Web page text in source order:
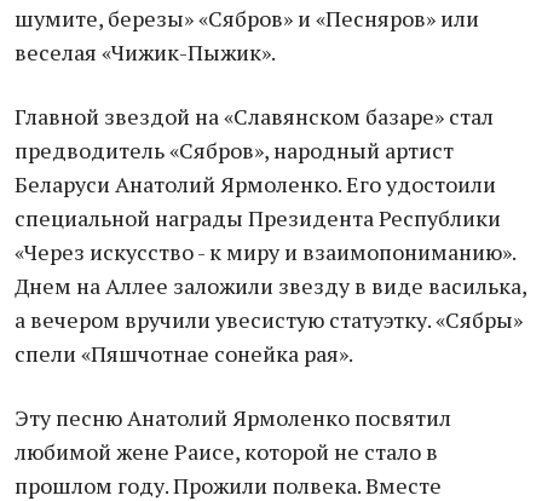
шумите, березы» «Сябров» и «Песняров» или
веселая «Чижик-Пыжик».
Главной звездой на «Славянском базаре» стал
предводитель «Сябров», народный артист
Беларуси Анатолий Ярмоленко. Его удостоили
специальной награды Президента Республики
«Через искусство - к миру и взаимопониманию».
Днем на Аллее заложили звезду в виде василька,
а вечером вручили увесистую статуэтку. «Сябры»
спели «Пяшчотнае сонейка рая».
Эту песню Анатолий Ярмоленко посвятил
любимой жене Раисе, которой не стало в
прошлом году. Прожили полвека. Вместе